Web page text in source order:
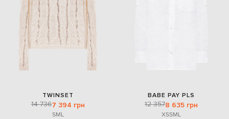
TWINSET
14 7367 394 грн
SML
BABE PAY PLS
12 3578 635 грн
XSSML